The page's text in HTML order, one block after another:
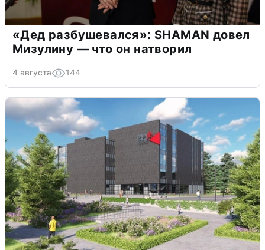
«Дед разбушевался»: SHAMAN довел
Мизулину — что он натворил
4 августа 144